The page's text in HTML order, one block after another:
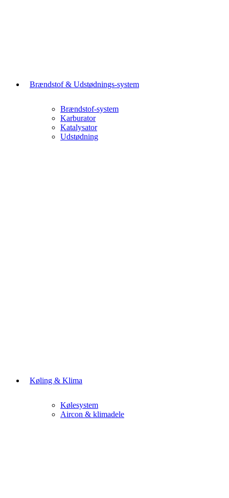
Brændstof & Udstødnings-system
Brændstof-system
Karburator
Katalysator
Udstødning
Køling & Klima
Kølesystem
Aircon & klimadele